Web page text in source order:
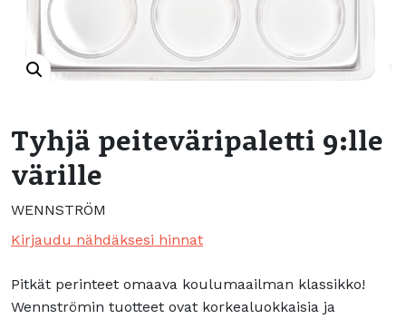
Tyhjä peiteväripaletti 9:lle
värille
WENNSTRÖM
Kirjaudu nähdäksesi hinnat
Pitkät perinteet omaava koulumaailman klassikko!
Wennströmin tuotteet ovat korkealuokkaisia ja